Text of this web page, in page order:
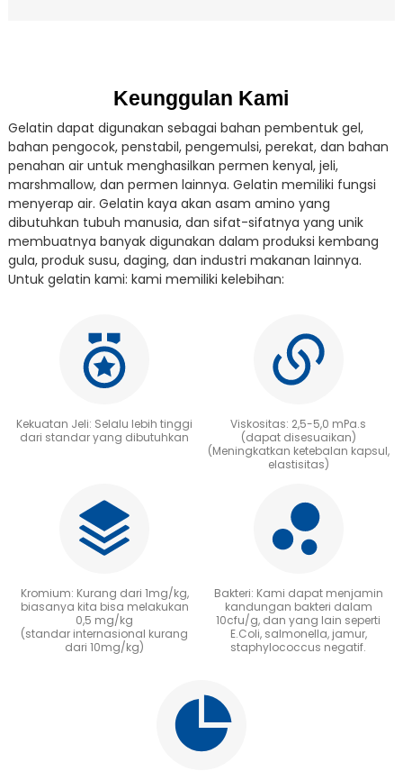
Keunggulan Kami
Gelatin dapat digunakan sebagai bahan pembentuk gel,
bahan pengocok, penstabil, pengemulsi, perekat, dan bahan
penahan air untuk menghasilkan permen kenyal, jeli,
marshmallow, dan permen lainnya. Gelatin memiliki fungsi
menyerap air. Gelatin kaya akan asam amino yang
dibutuhkan tubuh manusia, dan sifat-sifatnya yang unik
membuatnya banyak digunakan dalam produksi kembang
gula, produk susu, daging, dan industri makanan lainnya.
Untuk gelatin kami: kami memiliki kelebihan:
Kekuatan Jeli: Selalu lebih tinggi
dari standar yang dibutuhkan
Viskositas: 2,5-5,0 mPa.s
(dapat disesuaikan)
(Meningkatkan ketebalan kapsul,
elastisitas)
Kromium: Kurang dari 1mg/kg,
biasanya kita bisa melakukan
0,5 mg/kg
(standar internasional kurang
dari 10mg/kg)
Bakteri: Kami dapat menjamin
kandungan bakteri dalam
10cfu/g, dan yang lain seperti
E.Coli, salmonella, jamur,
staphylococcus negatif.